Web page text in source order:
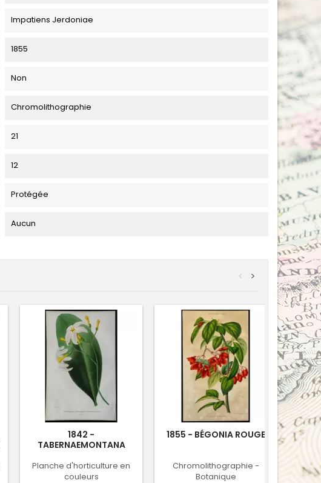
Impatiens Jerdoniae
1855
Non
Chromolithographie
21
12
Protégée
Aucun
>
<
1842 -
TABERNAEMONTANA
Planche d'horticulture en
couleurs
1855 - BÉGONIA ROUGE
Chromolithographie -
Botanique
VENDU